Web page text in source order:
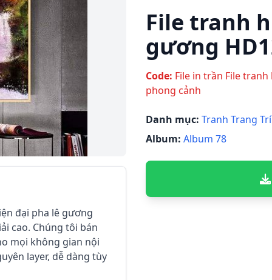
đại pha lê gương
cao. Chúng tôi bán
mọi không gian nội
layer, dễ dàng tùy
File tranh
gương
Code: File in trần File
phong cảnh
Danh mục: Tranh Trang Trí
Album: Album 78